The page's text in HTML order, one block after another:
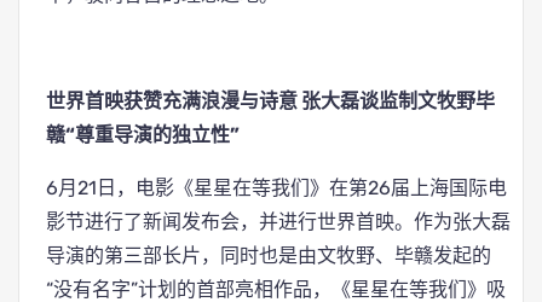
世界首映获赞充满浪漫与诗意 张大磊谈监制文牧野毕
赣“尊重导演的独立性”
6月21日，电影《星星在等我们》在第26届上海国际电
影节进行了新闻发布会，并进行世界首映。作为张大磊
导演的第三部长片，同时也是由文牧野、毕赣发起的
“没有名字”计划的首部亮相作品，《星星在等我们》吸